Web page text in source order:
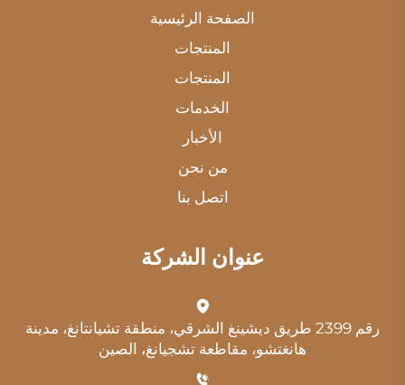
الصفحة الرئيسية
المنتجات
المنتجات
الخدمات
الأخبار
من نحن
اتصل بنا
عنوان الشركة
رقم 2399 طريق ديشينغ الشرقي، منطقة تشيانتانغ، مدينة
هانغتشو، مقاطعة تشجيانغ، الصين